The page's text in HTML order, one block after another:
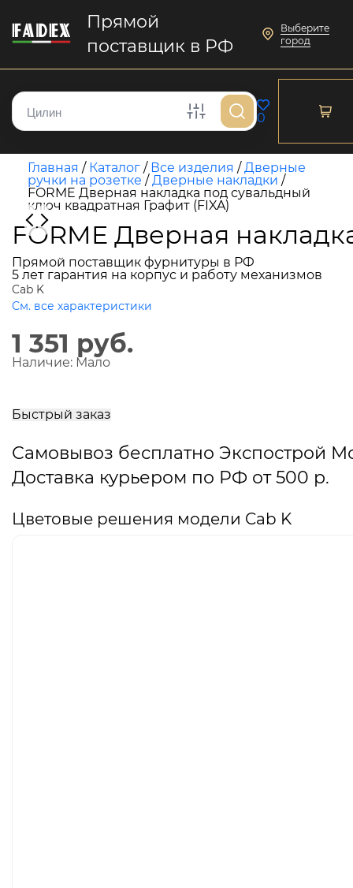
Прямой
поставщик в РФ
Выберите
город
0
Главная / Каталог / Все изделия /Дверные
ручки на розетке /Дверные накладки /
FORME Дверная накладка под сувальдный
ключ квадратная Графит (FIXA)
FORME Дверная
Прямой поставщик фурнитуры в РФ
5 лет гарантия на корпус и работу механизмов
Cab K
См. все характеристики
1 351 руб.
Наличие: Мало
Быстрый заказ
Самовывоз бесплатно Экспострой
Доставка курьером по РФ от 500 р.
Цветовые решения модели Cab K